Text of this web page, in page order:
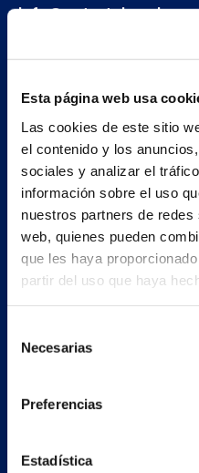
Esta página web usa
Las cookies de este sitio
el contenido y los
sociales y analizar el
información sobre el uso
nuestros partners de
web, quienes pueden
que les haya
partir del uso que haya
Necesarias
Preferencias
Estadística
Estrada Porto Cabeiro, 68
Vilar de Infesta 36815